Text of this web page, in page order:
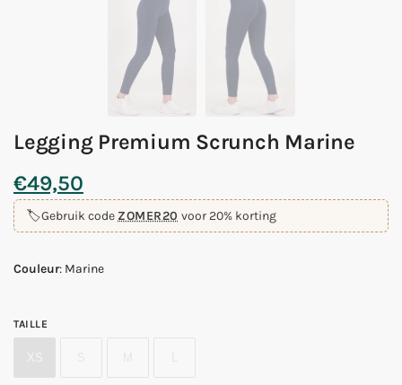
Legging Premium Scrunch Marine
€49,50
🏷️Gebruik code ZOMER20 voor 20% korting
Couleur: Marine
TAILLE
XS